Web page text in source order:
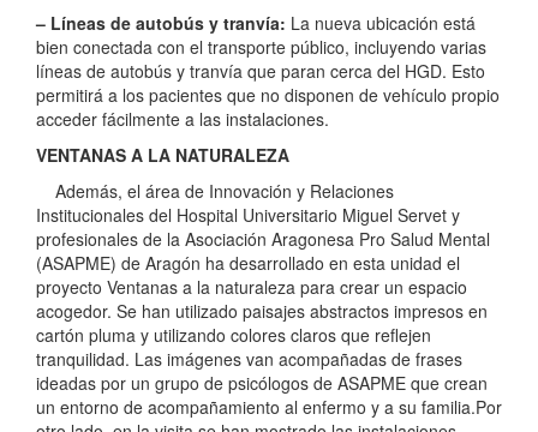
– Líneas de autobús y tranvía: La nueva ubicación está
bien conectada con el transporte público, incluyendo varias
líneas de autobús y tranvía que paran cerca del HGD. Esto
permitirá a los pacientes que no disponen de vehículo propio
acceder fácilmente a las instalaciones.
VENTANAS A LA NATURALEZA
Además, el área de Innovación y Relaciones
Institucionales del Hospital Universitario Miguel Servet y
profesionales de la Asociación Aragonesa Pro Salud Mental
(ASAPME) de Aragón ha desarrollado en esta unidad el
proyecto Ventanas a la naturaleza para crear un espacio
acogedor. Se han utilizado paisajes abstractos impresos en
cartón pluma y utilizando colores claros que reflejen
tranquilidad. Las imágenes van acompañadas de frases
ideadas por un grupo de psicólogos de ASAPME que crean
un entorno de acompañamiento al enfermo y a su familia.Por